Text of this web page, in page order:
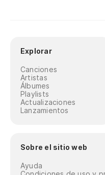
Explorar
Canciones
Artistas
Álbumes
Playlists
Actualizaciones
Lanzamientos
Sobre el sitio web
Ayuda